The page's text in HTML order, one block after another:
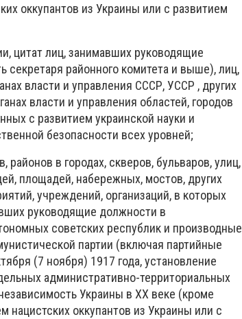
оккупантов из Украины или с развитием
цитат лиц, занимавших руководящие
районного комитета и выше), лиц,
власти и управления СССР, УССР , других
власти и управления областей, городов
с развитием украинской науки и
безопасности всех уровней;
районов в городах, скверов, бульваров, улиц,
площадей, набережных, мостов, других
учреждений, организаций, в которых
руководящие должности в
советских республик и производные
партии (включая партийные
(7 ноября) 1917 года, установление
административно-территориальных
Украины в XX веке (кроме
нацистских оккупантов из Украины или с